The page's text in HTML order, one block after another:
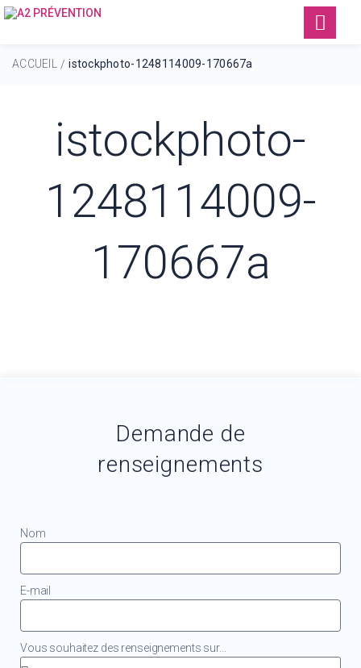
ACCUEIL / istockphoto-1248114009-170667a
istockphoto-
1248114009-
170667a
Demande de
renseignements
Nom
E-mail
Vous souhaitez des renseignements sur...